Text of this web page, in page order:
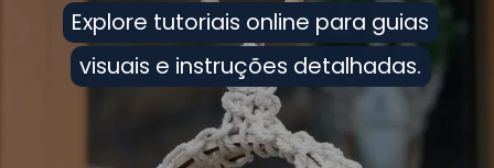
Explore tutoriais online para guias
visuais e instruções detalhadas.
Explore tutoriais online para guias
visuais e instruções detalhadas.